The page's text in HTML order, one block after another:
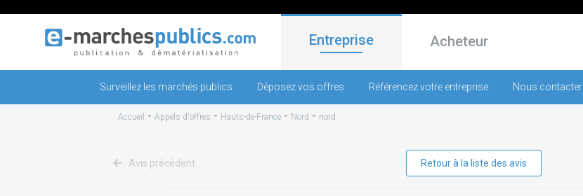
Entreprise Acheteur
Surveillez les marchés publics Déposez vos offres Référencez votre entreprise Nous contacter
Accueil - Appels d'offres - Hauts-de-France - Nord - nord
Avis précédent Retour à la liste des avis